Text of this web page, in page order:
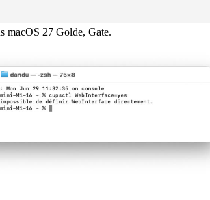
macOS 27 Golde, Gate.